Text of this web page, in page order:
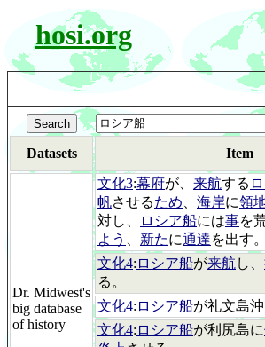
hosi.org
Datasets Item
Dr. Midwest's
big database
of history
文化3:幕府が、 来航する
帆させるため 海岸に領
対し、
ロシア船には事を
よう
新たに通達を出す。
文化4: ロシア船が来航 し、
る。
文化4: ロシア船が礼文島
文化4: ロシア船が利尻島に